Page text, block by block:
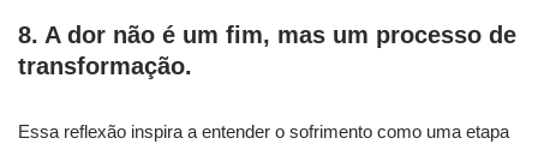
8. A dor não é um fim, mas um processo de
transformação.
Essa reflexão inspira a entender o sofrimento como uma etapa